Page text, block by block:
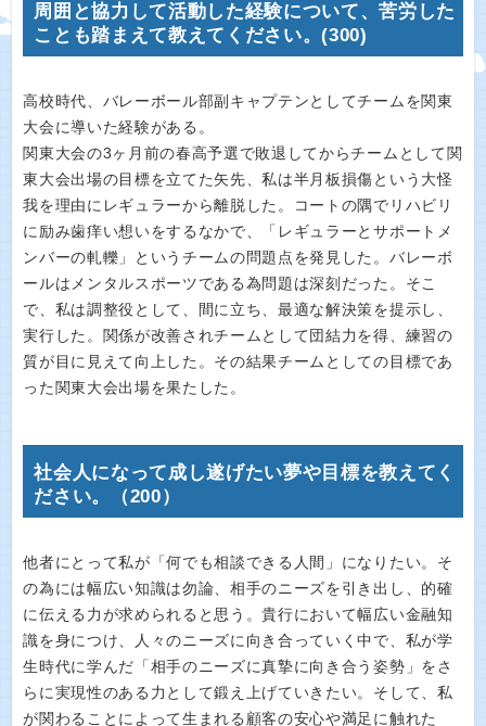
周囲と協力して活動した経験について、苦労した
ことも踏まえて教えてください。(300)
高校時代、バレーボール部副キャプテンとしてチームを関東
大会に導いた経験がある。
関東大会の3ヶ月前の春高予選で敗退してからチームとして関
東大会出場の目標を立てた矢先、私は半月板損傷という大怪
我を理由にレギュラーから離脱した。コートの隅でリハビリ
に励み歯痒い想いをするなかで、「レギュラーとサポートメ
ンバーの軋轢」というチームの問題点を発見した。バレーボ
ールはメンタルスポーツである為問題は深刻だった。そこ
で、私は調整役として、間に立ち、最適な解決策を提示し、
実行した。関係が改善されチームとして団結力を得、練習の
質が目に見えて向上した。その結果チームとしての目標であ
った関東大会出場を果たした。
社会人になって成し遂げたい夢や目標を教えてく
ださい。（200）
他者にとって私が「何でも相談できる人間」になりたい。そ
の為には幅広い知識は勿論、相手のニーズを引き出し、的確
に伝える力が求められると思う。貴行において幅広い金融知
識を身につけ、人々のニーズに向き合っていく中で、私が学
生時代に学んだ「相手のニーズに真摯に向き合う姿勢」をさ
らに実現性のある力として鍛え上げていきたい。そして、私
が関わることによって生まれる顧客の安心や満足に触れた